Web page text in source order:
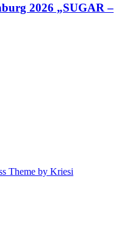
2026 „SUGAR –
Theme by Kriesi